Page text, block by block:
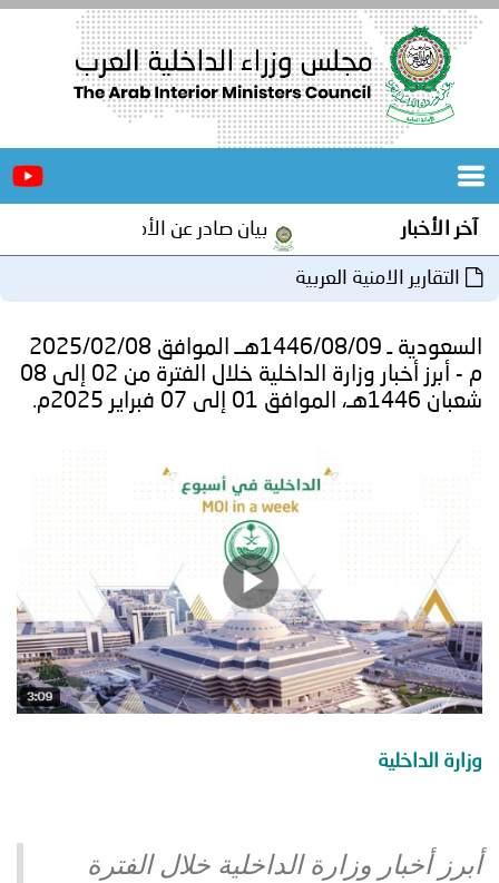
الرئيسية
المجلس
مؤتمرات
و
جهود
وفيديو
مجلة
أصداء
الأمانة
إعلانات
من
نحن
اتصل
آخر الأخبار بيان صادر عن الأمانة العامة لمجلس
التقارير الامنية العربية
السعودية ـ 1446/08/09هــ الموافق 2025/02/08
م - أبرز أخبار وزارة الداخلية خلال الفترة من 02 إلى 08
شعبان 1446هـ، الموافق 01 إلى 07 فبراير 2025م.
وزارة الداخلية
أبرز أخبار وزارة الداخلية خلال الفترة